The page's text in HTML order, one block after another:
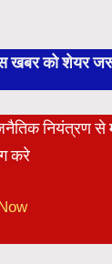
खबर को शेयर
करे